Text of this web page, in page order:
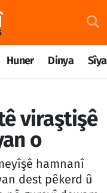
Huner Dinya
viraştişê
o
hamnanî
dest pêkerd û